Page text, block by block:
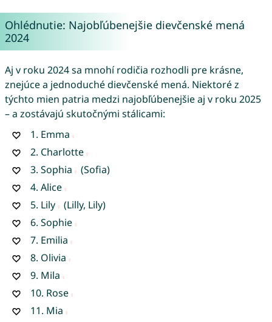
Ohlédnutie: Najobľúbenejšie dievčenské mená
2024
Aj v roku 2024 sa mnohí rodičia rozhodli pre krásne,
znejúce a jednoduché dievčenské mená. Niektoré z
týchto mien patria medzi najobľúbenejšie aj v roku 2025
– a zostávajú skutočnými stálicami:
1. Emma
2. Charlotte
3. Sophia
(Sofia)
4. Alice
5. Lily
(Lilly, Lily)
6. Sophie
7. Emilia
8. Olivia
9. Mila
10. Rose
11. Mia